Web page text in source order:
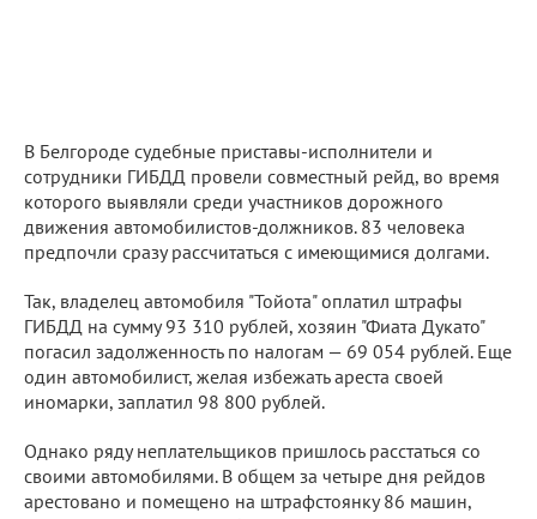
В Белгороде судебные приставы-исполнители и
сотрудники ГИБДД провели совместный рейд, во время
которого выявляли среди участников дорожного
движения автомобилистов-должников. 83 человека
предпочли сразу рассчитаться с имеющимися долгами.
Так, владелец автомобиля "Тойота" оплатил штрафы
ГИБДД на сумму 93 310 рублей, хозяин "Фиата Дукато"
погасил задолженность по налогам — 69 054 рублей. Еще
один автомобилист, желая избежать ареста своей
иномарки, заплатил 98 800 рублей.
Однако ряду неплательщиков пришлось расстаться со
своими автомобилями. В общем за четыре дня рейдов
арестовано и помещено на штрафстоянку 86 машин,